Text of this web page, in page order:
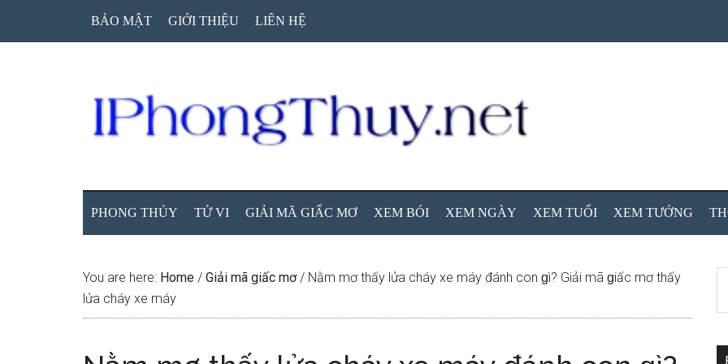
BẢO MẬT GIỚI THIỆU LIÊN HỆ
PHONG THỦY TỬ VI GIẢI MÃ GIẤC MƠ XEM BÓI XEM NGÀY XEM TUỔI XEM TƯỚNG
You are here: Home / Giải mã giấc mơ / Nằm mơ thấy lửa cháy xe máy đánh con ɡì? Giải mã ɡiấc mơ thấy
lửa cháy xe máy